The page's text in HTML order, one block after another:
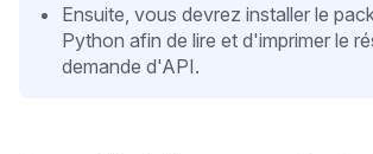
Ensuite, vous devrez installer le
Python afin de lire et d'imprimer le
demande d'API.